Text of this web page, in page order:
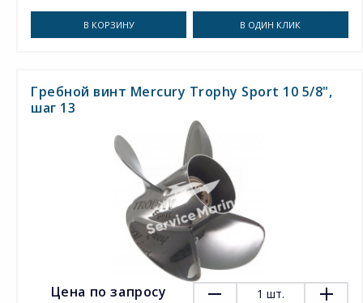
В КОРЗИНУ В ОДИН КЛИК
Гребной винт Mercury Trophy Sport 10 5/8",
шаг 13
Цена по запросу 1 шт.